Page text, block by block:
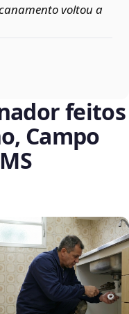
voltou a
feitos
Campo